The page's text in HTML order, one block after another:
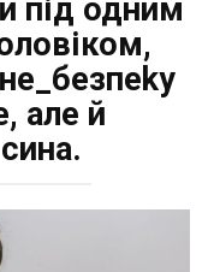
під одним
але й